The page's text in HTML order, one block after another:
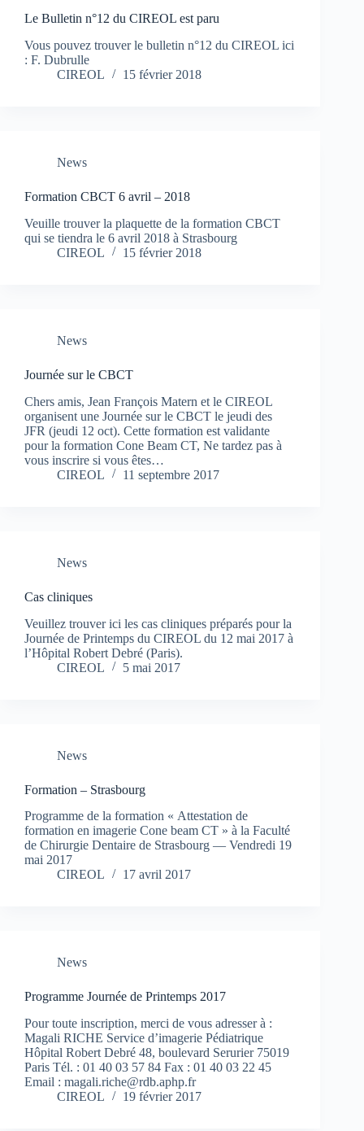
Le Bulletin n°12 du CIREOL est paru
Vous pouvez trouver le bulletin n°12 du CIREOL ici
: F. Dubrulle
CIREOL
15 février 2018
News
Formation CBCT 6 avril – 2018
Veuille trouver la plaquette de la formation CBCT
qui se tiendra le 6 avril 2018 à Strasbourg
CIREOL
15 février 2018
News
Journée sur le CBCT
Chers amis, Jean François Matern et le CIREOL
organisent une Journée sur le CBCT le jeudi des
JFR (jeudi 12 oct). Cette formation est validante
pour la formation Cone Beam CT, Ne tardez pas à
vous inscrire si vous êtes…
CIREOL
11 septembre 2017
News
Cas cliniques
Veuillez trouver ici les cas cliniques préparés pour la
Journée de Printemps du CIREOL du 12 mai 2017 à
l’Hôpital Robert Debré (Paris).
CIREOL
5 mai 2017
News
Formation – Strasbourg
Programme de la formation « Attestation de
formation en imagerie Cone beam CT » à la Faculté
de Chirurgie Dentaire de Strasbourg — Vendredi 19
mai 2017
CIREOL
17 avril 2017
News
Programme Journée de Printemps 2017
Pour toute inscription, merci de vous adresser à :
Magali RICHE Service d’imagerie Pédiatrique
Hôpital Robert Debré 48, boulevard Serurier 75019
Paris Tél. : 01 40 03 57 84 Fax : 01 40 03 22 45
Email : magali.riche@rdb.aphp.fr
CIREOL
19 février 2017